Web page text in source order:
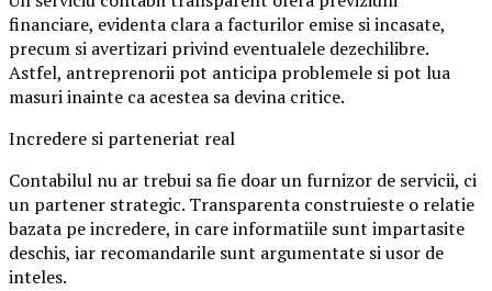
financiare, evidenta clara a facturilor emise si incasate,
precum si avertizari privind eventualele dezechilibre.
Astfel, antreprenorii pot anticipa problemele si pot lua
masuri inainte ca acestea sa devina critice.
Incredere si parteneriat real
Contabilul nu ar trebui sa fie doar un furnizor de servicii, ci
un partener strategic. Transparenta construieste o relatie
bazata pe incredere, in care informatiile sunt impartasite
deschis, iar recomandarile sunt argumentate si usor de
inteles.